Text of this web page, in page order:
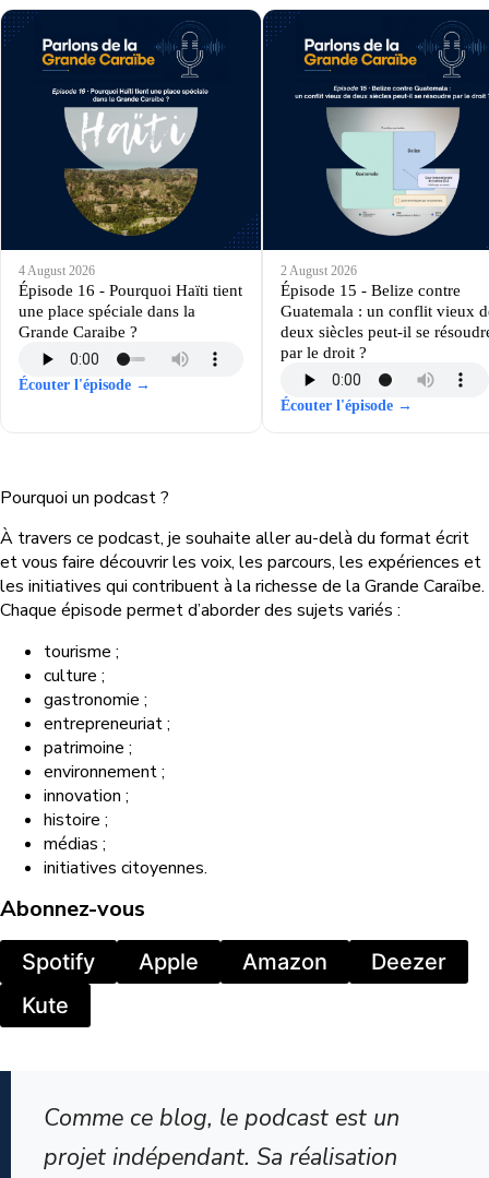
4 August 2026
Épisode 16 - Pourquoi Haïti tient
une place spéciale dans la
Grande Caraibe ?
Écouter l'épisode →
2 August 2026
Épisode 15 - Belize contre
Guatemala : un conflit vieux
deux siècles peut-il se
par le droit ?
Écouter l'épisode →
Pourquoi un podcast ?
À travers ce podcast, je souhaite aller au-delà du format écrit
et vous faire découvrir les voix, les parcours, les expériences et
les initiatives qui contribuent à la richesse de la Grande Caraïbe.
Chaque épisode permet d’aborder des sujets variés :
tourisme ;
culture ;
gastronomie ;
entrepreneuriat ;
patrimoine ;
environnement ;
innovation ;
histoire ;
médias ;
initiatives citoyennes.
Abonnez-vous
Spotify Apple Amazon
Deezer
Kute
Comme ce blog, le podcast est un
projet indépendant. Sa réalisation